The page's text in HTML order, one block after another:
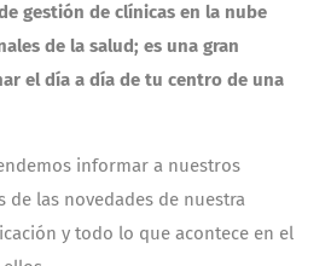
gestión de clínicas en la nube
de la salud; es una gran
el día a día de tu centro de una
informar a nuestros
de las novedades de nuestra
y todo lo que acontece en el